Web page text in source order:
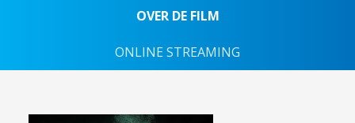
OVER DE FILM
ONLINE STREAMING